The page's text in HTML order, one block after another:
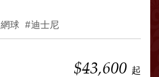
網球 迪士尼
$43,600 起